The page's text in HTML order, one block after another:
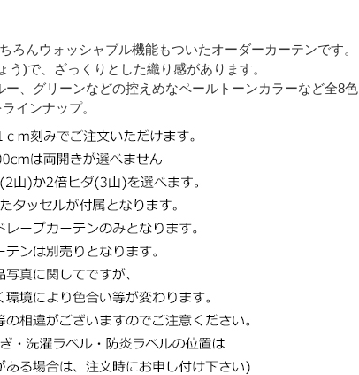
ちろんウォッシャブル機能もついたオーダーカーテンです。
う)で、ざっくりとした織り感があります。
、グリーンなどの控えめなペールトーンカラーなど全8色
ラインナップ。